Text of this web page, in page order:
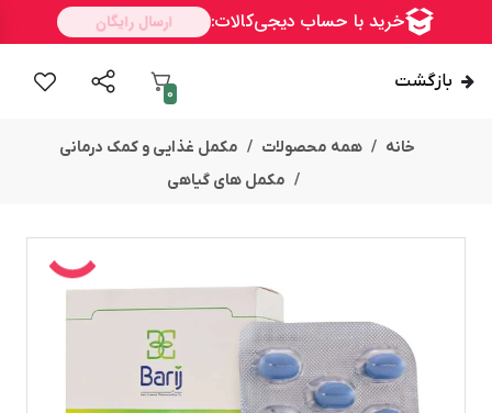
بازگشت
0
خانه همه محصولات
مکمل غذایی و کمک درمانی
مکمل های گیاهی